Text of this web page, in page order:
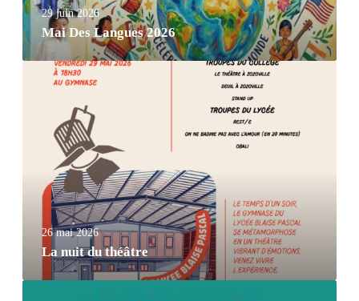
29 juin 2026
Mai Des Langues 2026
26 mai 2026
La nuit du théâtre